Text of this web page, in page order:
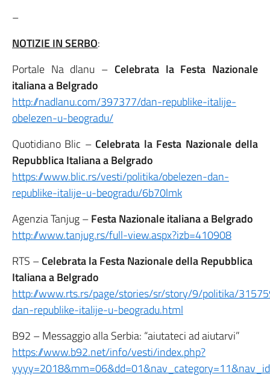
–
NOTIZIE IN SERBO:
Portale Na dlanu – Celebrata la Festa Nazionale
italiana a Belgrado
http://nadlanu.com/397377/dan-republike-italije-
obelezen-u-beogradu/
Quotidiano Blic – Celebrata la Festa Nazionale della
Repubblica Italiana a Belgrado
https://www.blic.rs/vesti/politika/obelezen-dan-
republike-italije-u-beogradu/6b70lmk
Agenzia Tanjug –Festa Nazionale italiana a Belgrado
http://www.tanjug.rs/full-view.aspx?izb=410908
RTS –Celebrata la Festa Nazionale della Repubblica
Italiana a Belgrado
http://www.rts.rs/page/stories/sr/story/9/politika/
dan-republike-italije-u-beogradu.html
B92 – Messaggio alla Serbia: “aiutateci ad aiutarvi”
https://www.b92.net/info/vesti/index.php?